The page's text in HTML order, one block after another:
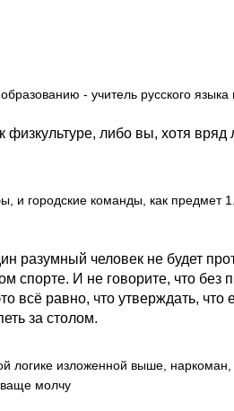
- учитель русского языка
либо вы, хотя вряд
городские команды, как предмет
разумный человек не будет
спорте. И не говорите, что без
всё равно, что утверждать, что
за столом.
логике изложенной выше,
молчу